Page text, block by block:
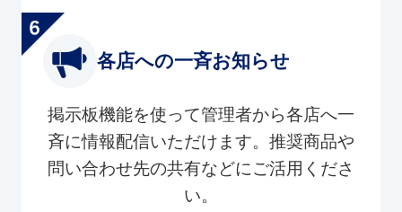
各店への一斉お知らせ
掲示板機能を使って管理者から各店へ一
斉に情報配信いただけます。推奨商品や
問い合わせ先の共有などにご活用くださ
い。